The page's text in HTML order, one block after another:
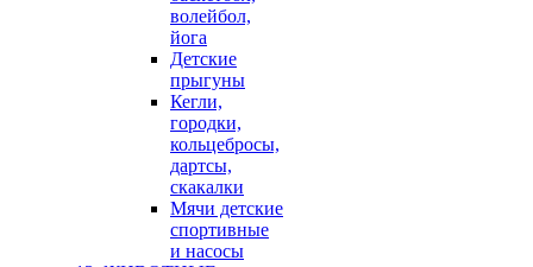
волейбол,
йога
Детские
прыгуны
Кегли,
городки,
кольцебросы,
дартсы,
скакалки
Мячи детские
спортивные
и насосы